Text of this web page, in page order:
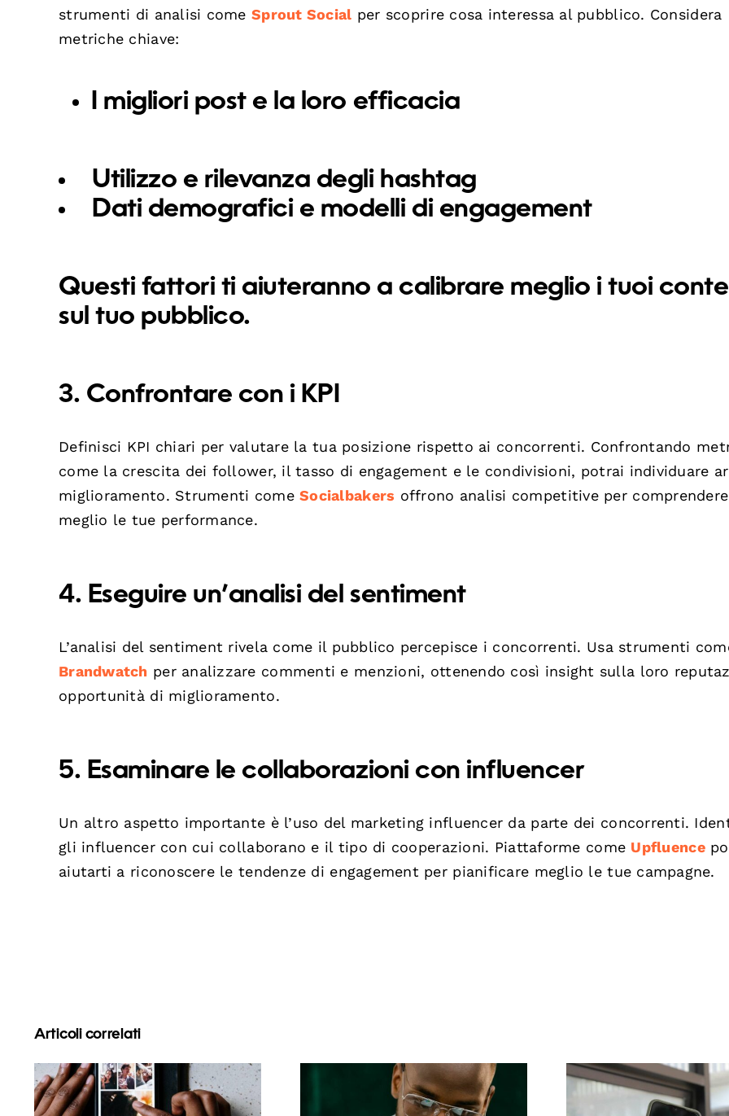
strumenti di analisi comeSprout Social per scoprire cosa interessa al pubblico. Considera
metriche chiave:
I migliori post e la loro efficacia
Utilizzo e rilevanza degli hashtag
Dati demografici e modelli di engagement
Questi fattori ti aiuteranno a calibrare meglio i tuoi
sul tuo pubblico.
3. Confrontare con i KPI
Definisci KPI chiari per valutare la tua posizione rispetto ai concorrenti. Confrontando
come la crescita dei follower, il tasso di engagement e le condivisioni, potrai individuare
miglioramento. Strumenti comeSocialbakers offrono analisi competitive per comprendere
meglio le tue performance.
4. Eseguire un’analisi del sentiment
L’analisi del sentiment rivela come il pubblico percepisce i concorrenti. Usa strumenti
Brandwatch per analizzare commenti e menzioni, ottenendo così insight sulla loro
opportunità di miglioramento.
5. Esaminare le collaborazioni con influencer
Un altro aspetto importante è l’uso del marketing influencer da parte dei concorrenti.
gli influencer con cui collaborano e il tipo di cooperazioni. Piattaforme come Upfluence
aiutarti a riconoscere le tendenze di engagement per pianificare meglio le tue campagne.
Articoli correlati